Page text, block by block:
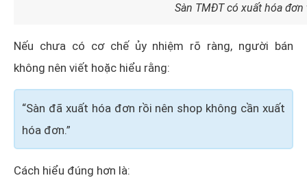
Sàn TMĐT có xuất hóa
Nếu chưa có cơ chế ủy nhiệm rõ ràng, người bán
không nên viết hoặc hiểu rằng:
“Sàn đã xuất hóa đơn rồi nên shop không cần xuất
hóa đơn.”
Cách hiểu đúng hơn là: